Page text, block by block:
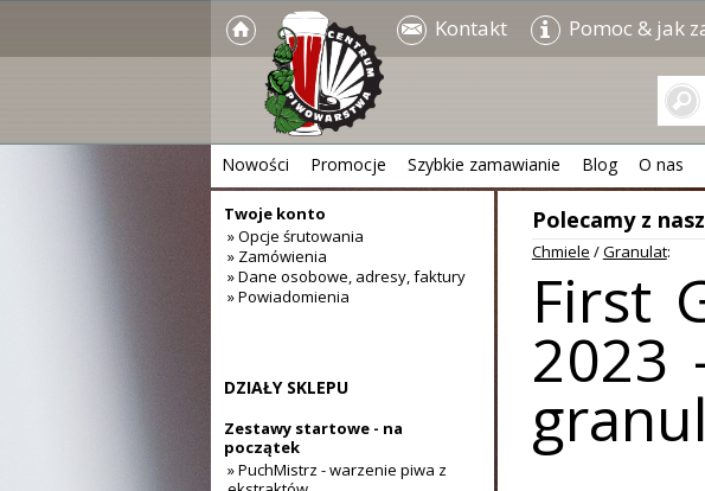
Kontakt Pomoc & jak
Nowości Promocje Szybkie zamawianie Blog O nas
Polecamy z
Chmiele /Granulat:
First
2023
Twoje konto
» Opcje śrutowania
» Zamówienia
» Dane osobowe, adresy, faktury
» Powiadomienia
DZIAŁY SKLEPU
Zestawy startowe - na
początek
» PuchMistrz - warzenie piwa z